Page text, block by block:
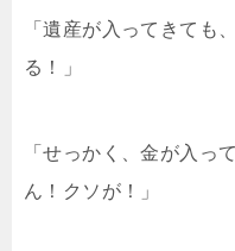
「遺産が入ってきても
る！」
「せっかく、金が入っ
ん！クソが！」